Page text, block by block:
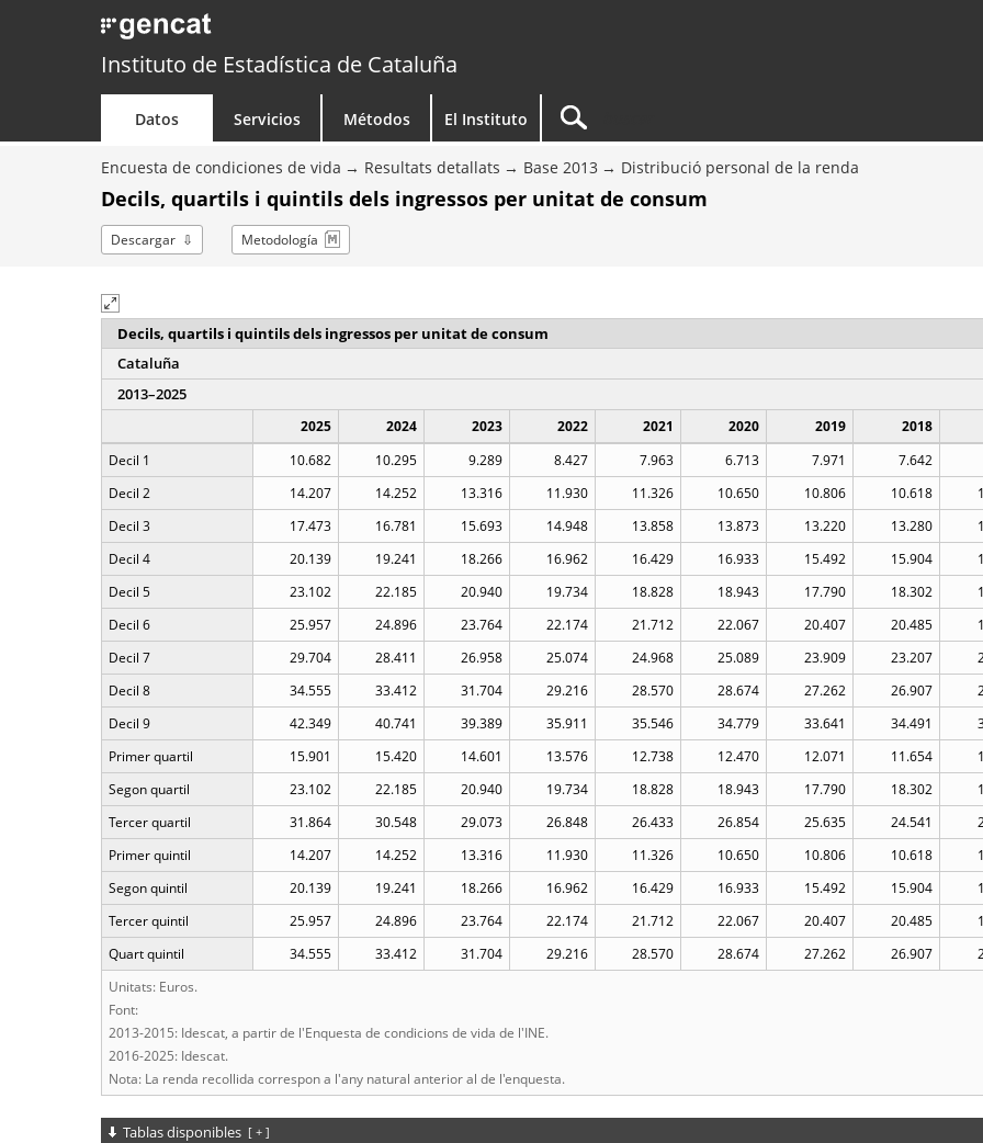
Instituto de Estadística de Cataluña
Datos Servicios Métodos El Instituto
Encuesta de condiciones de vida Resultats detallats Base 2013 Distribució personal de la renda
Decils, quartils i quintils dels ingressos per unitat de consum
Descargar Metodología
Decils, quartils i quintils dels ingressos per unitat de consum
Cataluña
2013–2025
2025 2024 2023 2022 2021 2020 2019
2018
Decil 1
10.682 10.295 9.289 8.427 7.963 6.713 7.971
7.642
Decil 2
14.207 14.252 13.316 11.930 11.326 10.650 10.806 10.618
Decil 3
17.473 16.781 15.693 14.948 13.858 13.873 13.220 13.280
Decil 4
20.139 19.241 18.266 16.962 16.429 16.933 15.492 15.904
Decil 5
23.102 22.185 20.940 19.734 18.828 18.943 17.790 18.302
Decil 6
25.957 24.896 23.764 22.174 21.712 22.067 20.407 20.485
Decil 7
29.704 28.411 26.958 25.074 24.968 25.089 23.909 23.207
Decil 8
34.555 33.412 31.704 29.216 28.570 28.674 27.262 26.907
Decil 9
42.349 40.741 39.389 35.911 35.546 34.779 33.641 34.491
Primer quartil
15.901 15.420 14.601 13.576 12.738 12.470 12.071 11.654
Segon quartil
23.102 22.185 20.940 19.734 18.828 18.943 17.790 18.302
Tercer quartil
31.864 30.548 29.073 26.848 26.433 26.854 25.635 24.541
Primer quintil
14.207 14.252 13.316 11.930 11.326 10.650 10.806 10.618
Segon quintil
20.139 19.241 18.266 16.962 16.429 16.933 15.492 15.904
Tercer quintil
25.957 24.896 23.764 22.174 21.712 22.067 20.407 20.485
Quart quintil
34.555 33.412 31.704 29.216 28.570 28.674 27.262 26.907
Unitats: Euros.
Font:
2013-2015: Idescat, a partir de l'Enquesta de condicions de vida de l'INE.
2016-2025: Idescat.
Nota: La renda recollida correspon a l'any natural anterior al de l'enquesta.
Tablas disponibles [ + ]